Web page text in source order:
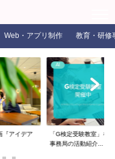
Web・アプリ制作 教育・研修
『アイデア
AI
「G検定受験教室」を
事務局の活動紹介...